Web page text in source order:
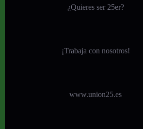
¿Quieres ser 25er?
¡Trabaja con nosotros!
www.union25.es